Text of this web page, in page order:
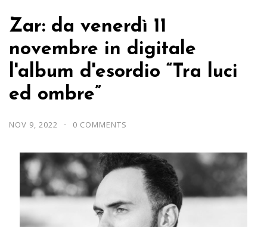
Zar: da venerdì 11
novembre in digitale
l'album d'esordio “Tra luci
ed ombre”
NOV 9, 2022 0 COMMENTS